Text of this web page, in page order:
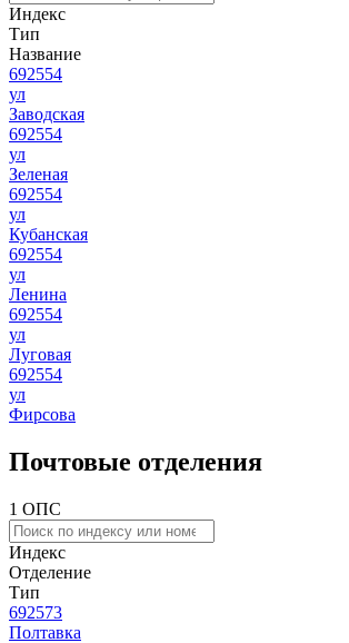
Индекс
Тип
Название
692554
ул
Заводская
692554
ул
Зеленая
692554
ул
Кубанская
692554
ул
Ленина
692554
ул
Луговая
692554
ул
Фирсова
Почтовые отделения
1 ОПС
Индекс
Отделение
Тип
692573
Полтавка